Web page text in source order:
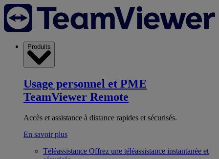
Produits
Usage personnel et PME
TeamViewer Remote
Accès et assistance à distance rapides et sécurisés.
En savoir plus
Téléassistance Offrez une téléassistance instantanée et